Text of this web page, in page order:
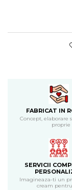
Cadouri pentru
Cadouri
FABRICAT IN
Concept, elaborare
proprie
SERVICII
Imagineaza-ti un
cream